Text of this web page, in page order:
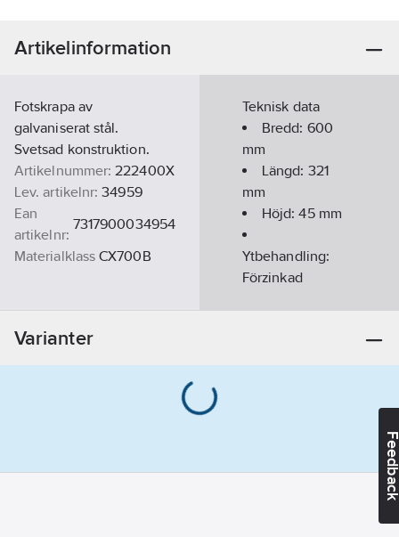
Artikelinformation
Fotskrapa av
galvaniserat stål.
Svetsad konstruktion.
Artikelnummer: 222400X
Lev. artikelnr: 34959
Ean
artikelnr:
7317900034954
Materialklass CX700B
Teknisk data
Bredd: 600
mm
Längd: 321
mm
Höjd:45mm
Ytbehandling:
Förzinkad
Varianter